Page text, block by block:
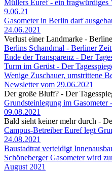
Müllers Euref - ein fragwürdiges
9.06.21
Gasometer in Berlin darf
24.06.2021
Verlust einer Landmarke -
Berlins Schandmal - Berliner
Ende der Transparenz - Der
Turm im Gerüst - Der
Wenige Zuschauer, umstrittene
Newsletter vom 29.06.2021
Der große Bluff? - Der
Grundsteinlegung im Gasometer
09.08.2021
Bald sieht keiner mehr durch -
Campus-Betreiber Euref legt
24.08.2021
Baustadtrat verteidigt
Schöneberger Gasometer wird
August 2021